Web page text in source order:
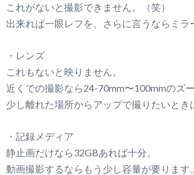
これがないと撮影できません。（笑）
出来れば一眼レフを。さらに言うならミラ
・レンズ
これもないと映りません。
近くでの撮影なら24-70mm〜100mmのズ
少し離れた場所からアップで撮りたいとき
・記録メディア
静止画だけなら32GBあれば十分。
動画撮影するならもう少し容量が要ります。